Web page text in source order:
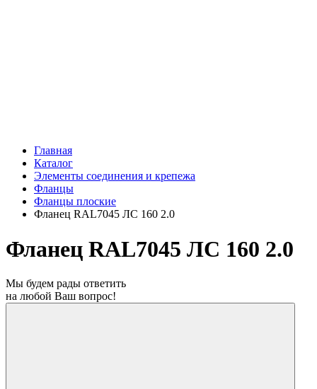
Главная
Каталог
Элементы соединения и крепежа
Фланцы
Фланцы плоские
Фланец RAL7045 ЛС 160 2.0
Фланец RAL7045 ЛС 160 2.0
Мы будем рады ответить
на любой Ваш вопрос!